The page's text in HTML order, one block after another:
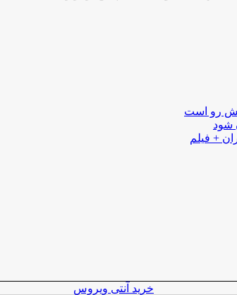
رو است
شود
+ فیلم
خرید آنتی ویروس